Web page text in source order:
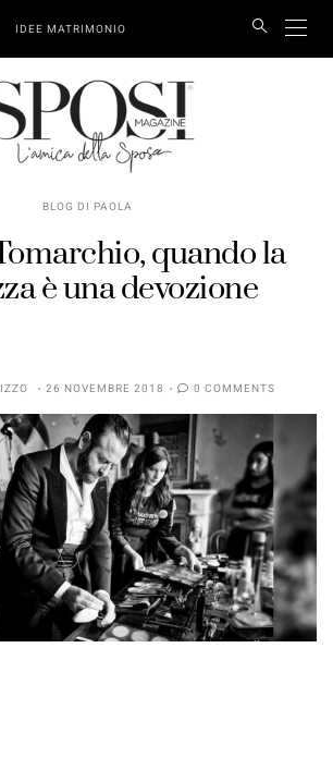
IDEE MATRIMONIO
BLOG DI PAOLA
quando la
è una devozione
26 NOVEMBRE 2018 0 COMMENTS